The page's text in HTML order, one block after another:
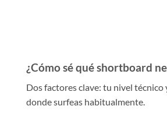
¿Cómo sé qué shortboard
Dos factores clave: tu nivel técnico
donde surfeas habitualmente.